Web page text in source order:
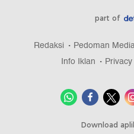
part of
Redaksi Pedoman
Info Iklan
Download